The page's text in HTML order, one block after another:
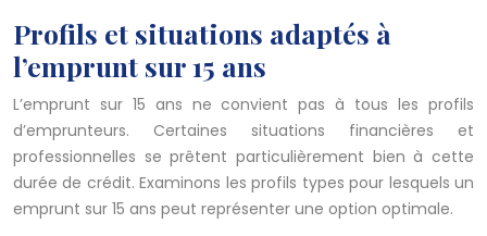
Profils et situations adaptés à
l’emprunt sur 15 ans
L’emprunt sur 15 ans ne convient pas à tous les profils
d’emprunteurs. Certaines situations financières et
professionnelles se prêtent particulièrement bien à cette
durée de crédit. Examinons les profils types pour lesquels un
emprunt sur 15 ans peut représenter une option optimale.